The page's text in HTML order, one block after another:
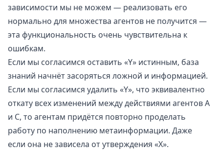
зависимости мы не можем — реализовать его
нормально для множества агентов не получится —
эта функциональность очень чувствительна к
ошибкам.
Если мы согласимся оставить «Y» истинным, база
знаний начнёт засоряться ложной и информацией.
Если мы согласимся удалить «Y», что эквивалентно
откату всех изменений между действиями агентов A
и C, то агентам придётся повторно проделать
работу по наполнению метаинформации. Даже
если она не зависела от утверждения «X».